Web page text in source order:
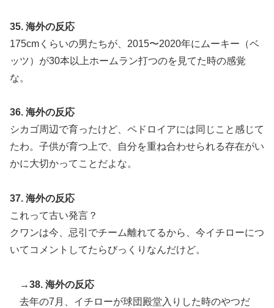
35. 海外の反応
175cmくらいの男たちが、2015〜2020年にムーキー（ベ
ッツ）が30本以上ホームラン打つのを見てた時の感覚
な。
36. 海外の反応
シカゴ周辺で育ったけど、ペドロイアには同じこと感じて
たわ。子供が育つ上で、自分を重ね合わせられる存在がい
かに大切かってことだよな。
37. 海外の反応
これって古い発言？
クワンは今、忌引でチーム離れてるから、今イチローにつ
いてコメントしてたらびっくりなんだけど。
→38. 海外の反応
去年の7月、イチローが球団殿堂入りした時のやつだ